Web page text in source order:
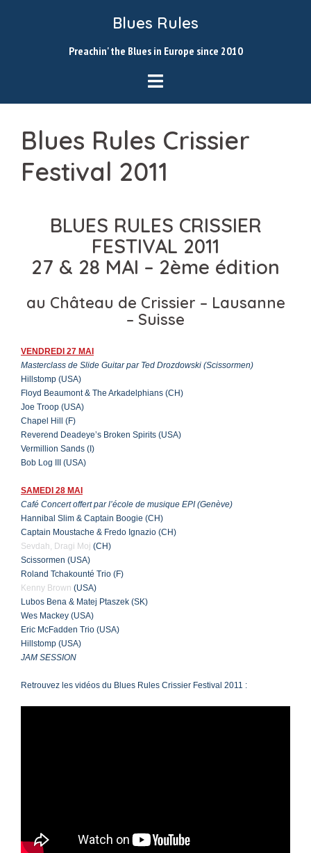
Blues Rules
Preachin' the Blues in Europe since 2010
Blues Rules Crissier
Festival 2011
BLUES RULES CRISSIER
FESTIVAL 2011
27 & 28 MAI – 2ème édition
au Château de Crissier – Lausanne
– Suisse
VENDREDI 27 MAI
Masterclass de Slide Guitar par Ted Drozdowski (Scissormen)
Hillstomp (USA)
Floyd Beaumont & The Arkadelphians (CH)
Joe Troop (USA)
Chapel Hill (F)
Reverend Deadeye’s Broken Spirits (USA)
Vermillion Sands (I)
Bob Log III (USA)
SAMEDI 28 MAI
Café Concert offert par l’école de musique EPI (Genève)
Hannibal Slim & Captain Boogie (CH)
Captain Moustache & Fredo Ignazio (CH)
Sevdah, Dragi Moj (CH)
Scissormen (USA)
Roland Tchakounté Trio (F)
Kenny Brown (USA)
Lubos Bena & Matej Ptaszek (SK)
Wes Mackey (USA)
Eric McFadden Trio (USA)
Hillstomp (USA)
JAM SESSION
Retrouvez les vidéos du Blues Rules Crissier Festival 2011 :